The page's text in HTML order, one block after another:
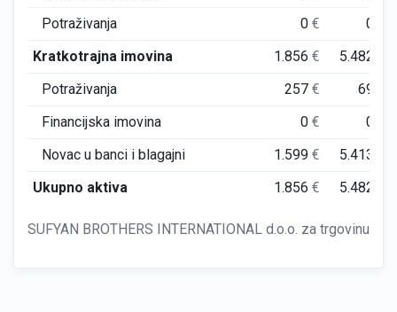
Potraživanja
0€ 0
Kratkotrajna imovina
1.856€ 5.482
Potraživanja
257€ 69
Financijska imovina
0€ 0
Novac u banci i blagajni
1.599€ 5.413
Ukupno aktiva
1.856€ 5.482
SUFYAN BROTHERS INTERNATIONAL d.o.o. za trgovinu i